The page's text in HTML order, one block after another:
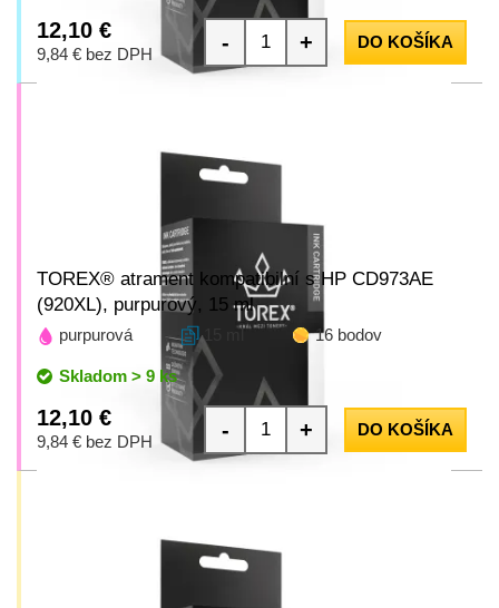
12,10 €
9,84 € bez DPH - + DO KOŠÍKA
TOREX® atrament kompatibilní s HP CD973AE
(920XL), purpurový, 15 ml
purpurová 15 ml 16 bodov
Skladom > 9 ks
12,10 €
9,84 € bez DPH - + DO KOŠÍKA